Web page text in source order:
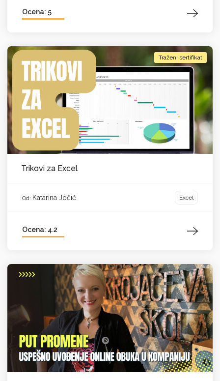
Ocena: 5
Traženi sertifikat
Trikovi za Excel
Od: Katarina Jočić Excel
Ocena: 4.2